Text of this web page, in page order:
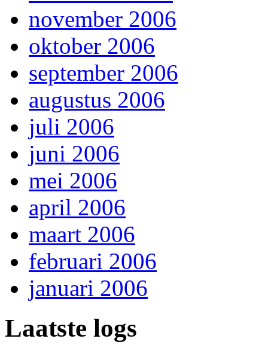
november 2006
oktober 2006
september 2006
augustus 2006
juli 2006
juni 2006
mei 2006
april 2006
maart 2006
februari 2006
januari 2006
Laatste logs